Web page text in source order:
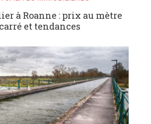
à Roanne : prix au mètre
carré et tendances